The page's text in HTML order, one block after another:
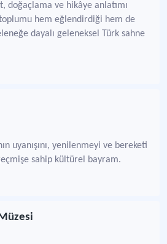
doğaçlama ve hikâye anlatımı
hem eğlendirdiği hem de
dayalı geleneksel Türk sahne
uyanışını, yenilenmeyi ve bereketi
sahip kültürel bayram.